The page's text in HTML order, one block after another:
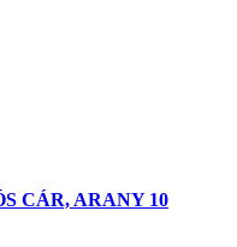
CÁR, ARANY 10